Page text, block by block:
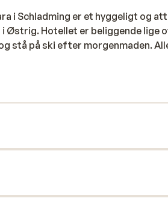
i Schladming er et hyggeligt og
i Østrig. Hotellet er beliggende lige
stå på ski efter morgenmaden.
Hotellet har et stort,